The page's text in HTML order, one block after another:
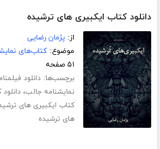
دانلود کتاب ایکبیری های ترشیده
از:پژمان رضایی
موضوع:کتاب‌های
۵۱ صفحه
برچسب‌ها:دانلود
نمایشنامه جالب،
کتاب ایکبیری های
های ترشیده